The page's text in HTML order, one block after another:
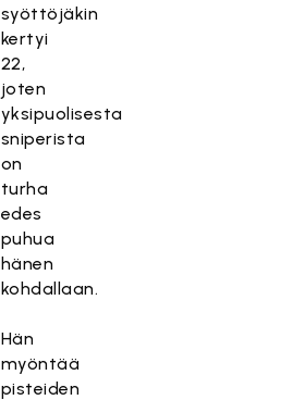
syöttöjäkin
kertyi
22,
joten
yksipuolisesta
sniperista
on
turha
edes
puhua
hänen
kohdallaan.
Hän
myöntää
pisteiden